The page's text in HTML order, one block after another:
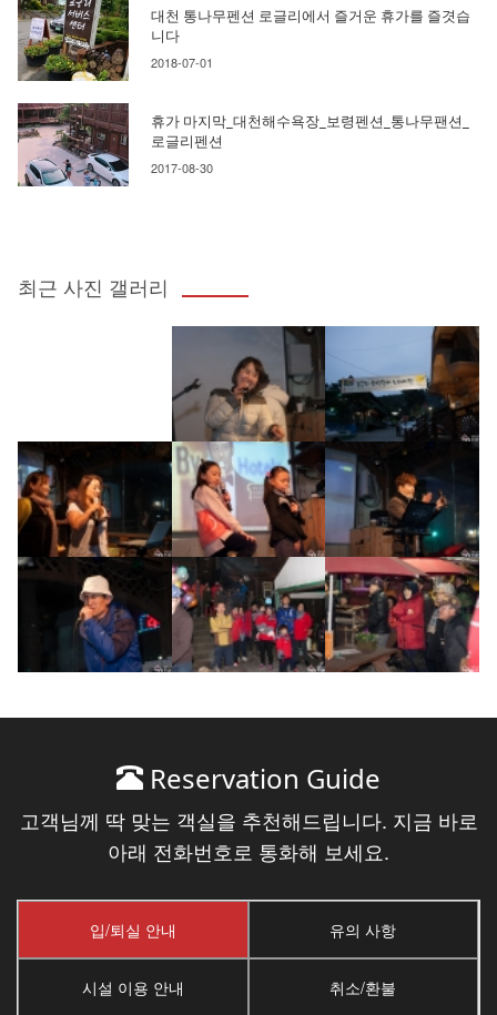
대천 통나무펜션 로글리에서 즐거운 휴가를 즐겻습
니다
2018-07-01
휴가 마지막_대천해수욕장_보령펜션_통나무팬션_
로글리펜션
2017-08-30
최근 사진 갤러리
Reservation Guide
고객님께 딱 맞는 객실을 추천해드립니다. 지금 바로
아래 전화번호로 통화해 보세요.
입/퇴실 안내 유의 사항
시설 이용 안내 취소/환불